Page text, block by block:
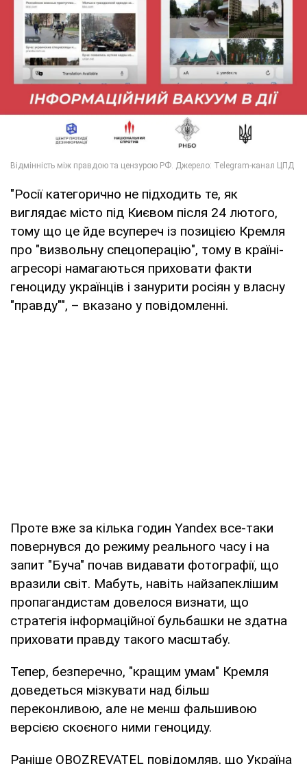
"Росії категорично не підходить те, як
виглядає місто під Києвом після 24 лютого,
тому що це йде всупереч із позицією Кремля
про "визвольну спецоперацію", тому в країні-
агресорі намагаються приховати факти
геноциду українців і занурити росіян у власну
"правду"", – вказано у повідомленні.
Проте вже за кілька годин Yandex все-таки
повернувся до режиму реального часу і на
запит "Буча" почав видавати фотографії, що
вразили світ. Мабуть, навіть найзапеклішим
пропагандистам довелося визнати, що
стратегія інформаційної бульбашки не здатна
приховати правду такого масштабу.
Тепер, безперечно, "кращим умам" Кремля
доведеться мізкувати над більш
переконливою, але не менш фальшивою
версією скоєного ними геноциду.
Раніше OBOZREVATEL повідомляв, що Україна